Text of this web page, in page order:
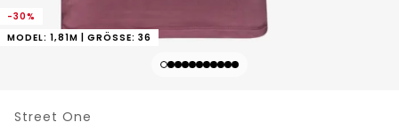
-30%
MODEL: 1,81M | GRÖSSE: 36
Street One